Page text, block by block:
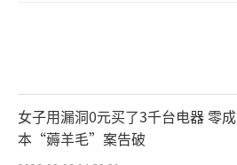
女子用漏洞0元买了3千台电器 零成
本“薅羊毛”案告破